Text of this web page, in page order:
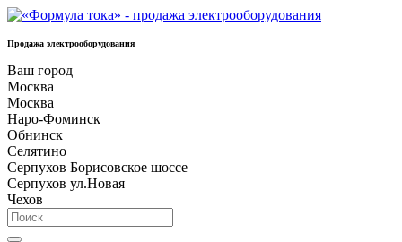
Продажа электрооборудования
Ваш город
Москва
Москва
Наро-Фоминск
Обнинск
Селятино
Серпухов Борисовское шоссе
Серпухов ул.Новая
Чехов